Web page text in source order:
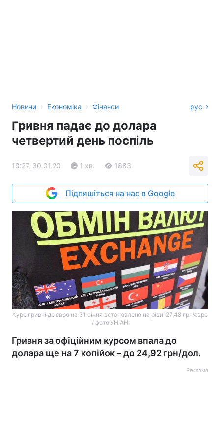
Новини › Економіка › Фінанси рус
Гривня падає до долара
четвертий день поспіль
18:27, 30.01.20 1 хв. 1883
Підпишіться на нас в Google
Курс гривні до євро на 31 січня встановлено на рівні 27,48 грн/євро
/ фото УНІАН
Гривня за офіційним курсом впала до
долара ще на 7 копійок – до 24,92 грн/дол.
Реклама